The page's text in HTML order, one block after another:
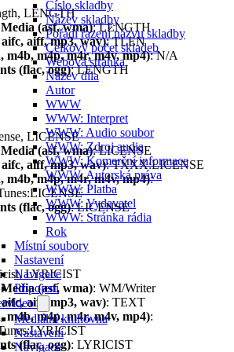
Číslo skladby
Název skladby
Pořadí řazení názvu skladby
Celkový počet skladeb
Webová stránka
Název díla
Autor
WWW
WWW: Interpret
WWW: Audio soubor
WWW: Zdroj audia
WWW: Komerční informace
WWW: Autorská práva
WWW: Platba
WWW: Vydavatel
WWW: Stránka rádia
Rok
Místní soubory
Nastavení
Navigace
Připojení
Mediální knihovna
Nastavení
Navigace
LENGTH
(asf, wma): LENGTH
aiff, mp3, wav): TLEN
m4b, m4p, m4r, m4v, mp4): N/A
(flac, ogg): LENGTH
LICENSE
(asf, wma): LICENSE
aiff, mp3, wav): TXXX:LICENSE
m4b, m4p, m4r, m4v, mp4):
(flac, ogg): LICENSE
LYRICIST
(asf, wma): WM/Writer
aiff, mp3, wav): TEXT
m4b, m4p, m4r, m4v, mp4):
(flac, ogg): LYRICIST